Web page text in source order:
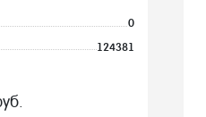
0
124381